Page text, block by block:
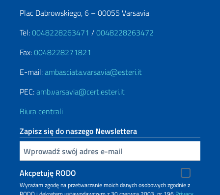
Plac Dabrowskiego, 6 – 00055 Varsavia
Tel:0048228263471 /0048228263472
Fax:0048228271821
E-mail:ambasciata.varsavia@esteri.it
PEC:amb.varsavia@cert.esteri.it
Biura centrali
Zapisz się do naszego Newslettera
Inserisci la tua email
Akcpetuję RODO
Wyrażam zgodę na przetwarzanie moich danych osobowych zgodnie z